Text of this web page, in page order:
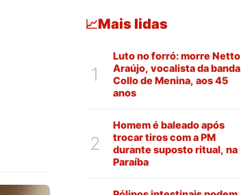
📈Mais lidas
1
Luto no forró: morre Netto
Araújo, vocalista da banda
Collo de Menina, aos 45
anos
2
Homem é baleado após
trocar tiros com a PM
durante suposto ritual, na
Paraíba